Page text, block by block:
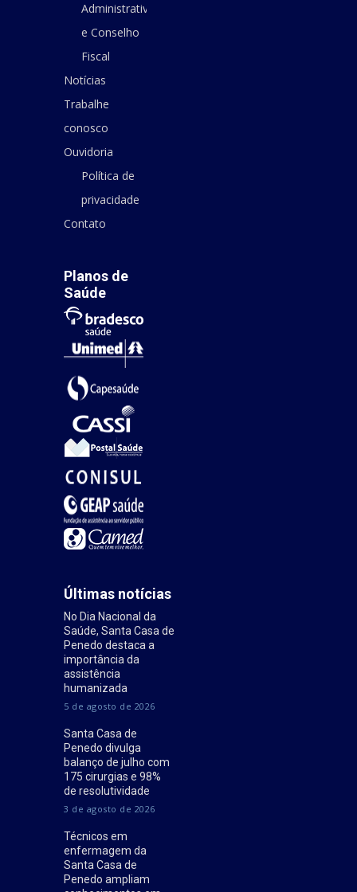
Administrativa
e Conselho
Fiscal
Notícias
Trabalhe
conosco
Ouvidoria
Política de
privacidade
Contato
Planos de
Saúde
Últimas notícias
No Dia Nacional da
Saúde, Santa Casa de
Penedo destaca a
importância da
assistência
humanizada
5 de agosto de 2026
Santa Casa de
Penedo divulga
balanço de julho com
175 cirurgias e 98%
de resolutividade
3 de agosto de 2026
Técnicos em
enfermagem da
Santa Casa de
Penedo ampliam